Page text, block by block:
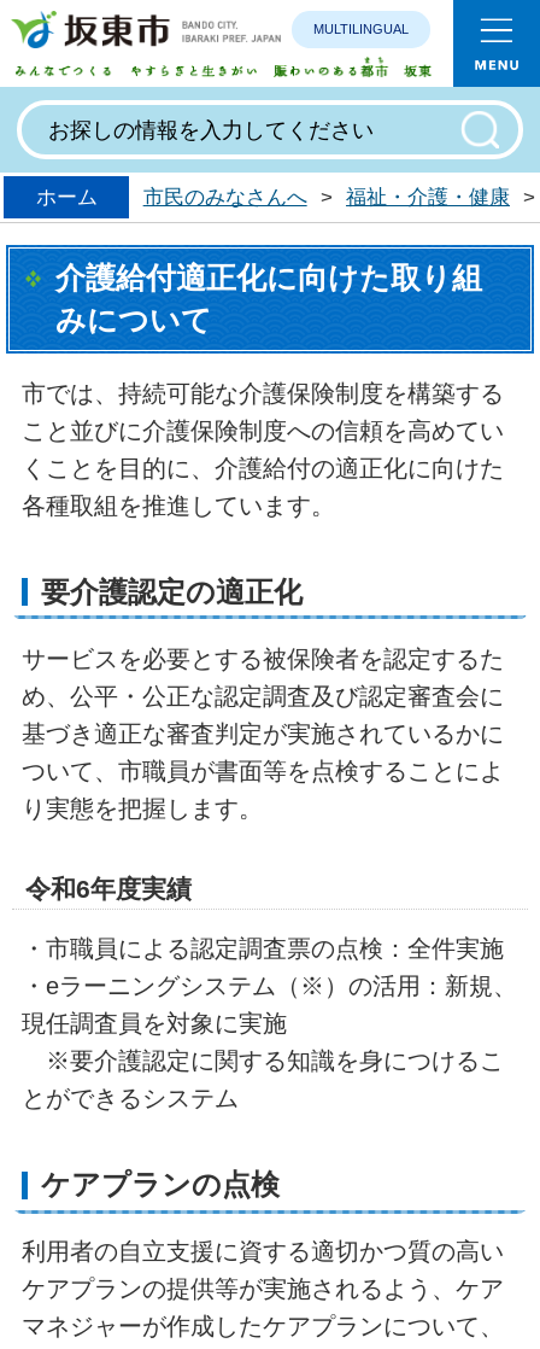
みんなで
MULTILINGUAL
ホーム 市民のみなさんへ > 福祉・介護・健康 >
介護給付適正化に向けた取り組
みについて
市では、持続可能な介護保険制度を構築する
こと並びに介護保険制度への信頼を高めてい
くことを目的に、介護給付の適正化に向けた
各種取組を推進しています。
要介護認定の適正化
サービスを必要とする被保険者を認定するた
め、公平・公正な認定調査及び認定審査会に
基づき適正な審査判定が実施されているかに
ついて、市職員が書面等を点検することによ
り実態を把握します。
令和6年度実績
・市職員による認定調査票の点検：全件実施
・eラーニングシステム（※）の活用：新規、
現任調査員を対象に実施
※要介護認定に関する知識を身につけるこ
とができるシステム
ケアプランの点検
利用者の自立支援に資する適切かつ質の高い
ケアプランの提供等が実施されるよう、ケア
マネジャーが作成したケアプランについて、